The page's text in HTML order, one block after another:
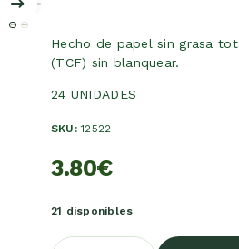
Hecho de papel sin grasa
(TCF) sin blanquear.
24 UNIDADES
SKU:12522
3.80€
21 disponibles